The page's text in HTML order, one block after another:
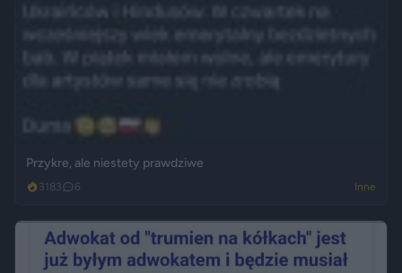
Przykre, ale niestety prawdziwe
3183 6 Inne